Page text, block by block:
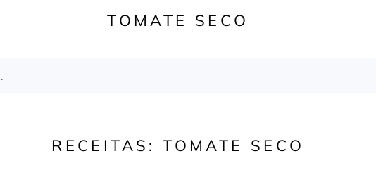
TOMATE SECO
RECEITAS: TOMATE SECO